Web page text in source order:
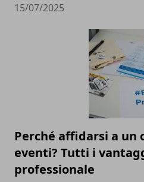
15/07/2025
Perché affidarsi a un
eventi? Tutti i
professionale